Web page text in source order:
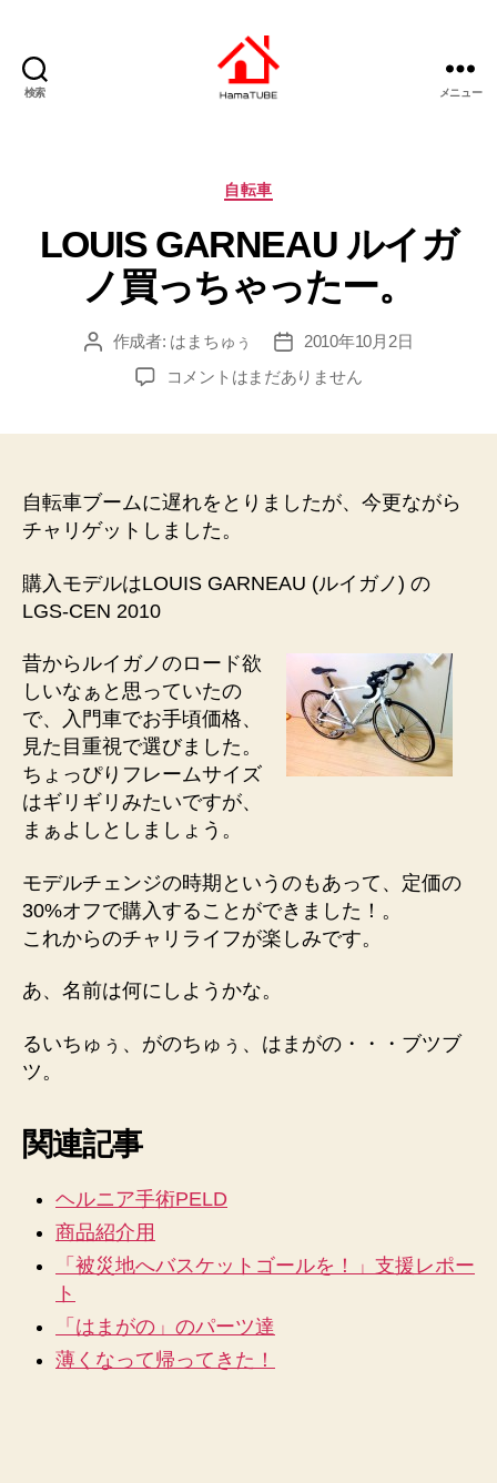
検索
ゅ
ぶ
メニュー
カ
ゴ
リ
ー
自転車
LOUIS GARNEAU ルイガ
ノ買っちゃったー。
投 作成者: はまちゅぅ
投
稿
日
2010年10月2日
LOUIS
ノ
買
ゃ
ー。
へ
の
コメントはまだありません
自転車ブームに遅れをとりましたが、今更ながら
チャリゲットしました。
購入モデルはLOUIS GARNEAU (ルイガノ) の
LGS-CEN 2010
昔からルイガノのロード欲
しいなぁと思っていたの
で、入門車でお手頃価格、
見た目重視で選びました。
ちょっぴりフレームサイズ
はギリギリみたいですが、
まぁよしとしましょう。
モデルチェンジの時期というのもあって、定価の
30%オフで購入することができました！。
これからのチャリライフが楽しみです。
あ、名前は何にしようかな。
るいちゅぅ、がのちゅぅ、はまがの・・・ブツブ
ツ。
関連記事
ヘルニア手術PELD
商品紹介用
「被災地へバスケットゴールを！」支援レポー
ト
「はまがの」のパーツ達
薄くなって帰ってきた！